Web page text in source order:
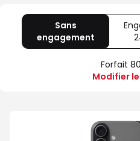
Sans
engagement
80
Go
5G
Forfait
Modifier